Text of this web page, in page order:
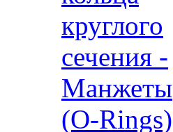
круглого
сечения -
Манжеты
(O-Rings)